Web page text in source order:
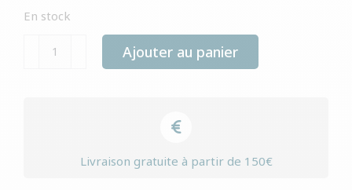
En stock
quantité
Ajouter au panier
Livraison gratuite à partir de 150€